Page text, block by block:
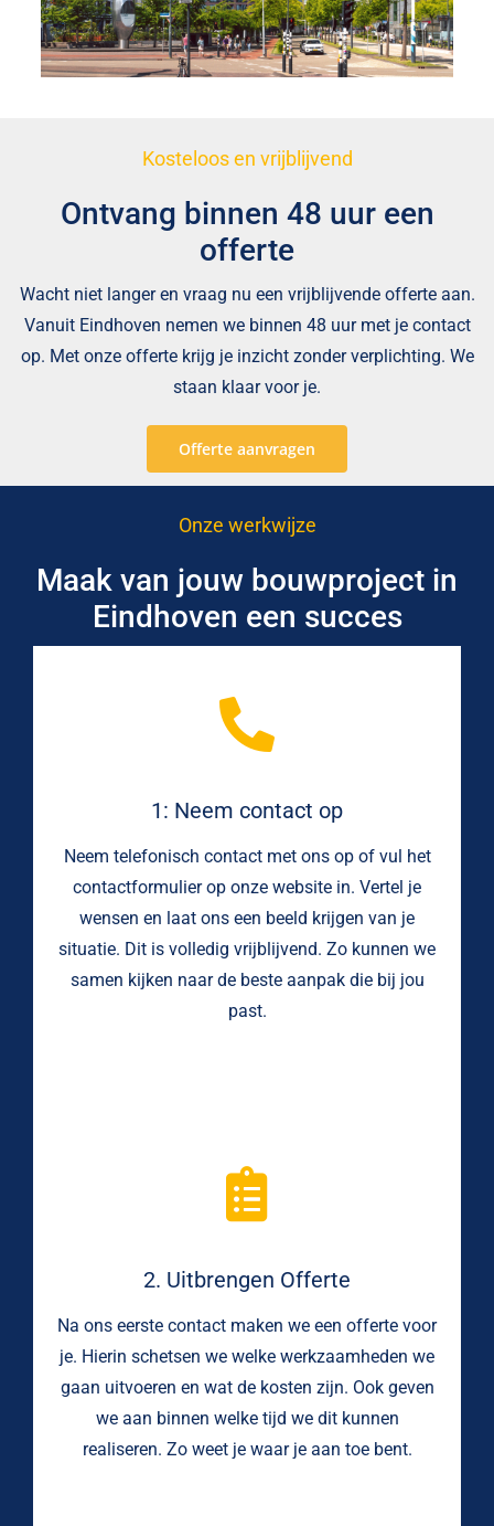
Kosteloos en vrijblijvend
Ontvang binnen 48 uur een
offerte
Wacht niet langer en vraag nu een vrijblijvende offerte aan.
Vanuit Eindhoven nemen we binnen 48 uur met je contact
op. Met onze offerte krijg je inzicht zonder verplichting. We
staan klaar voor je.
Offerte aanvragen
Onze werkwijze
Maak van jouw bouwproject in
Eindhoven een succes
1: Neem contact op
Neem telefonisch contact met ons op of vul het
contactformulier op onze website in. Vertel je
wensen en laat ons een beeld krijgen van je
situatie. Dit is volledig vrijblijvend. Zo kunnen we
samen kijken naar de beste aanpak die bij jou
past.
2. Uitbrengen Offerte
Na ons eerste contact maken we een offerte voor
je. Hierin schetsen we welke werkzaamheden we
gaan uitvoeren en wat de kosten zijn. Ook geven
we aan binnen welke tijd we dit kunnen
realiseren. Zo weet je waar je aan toe bent.